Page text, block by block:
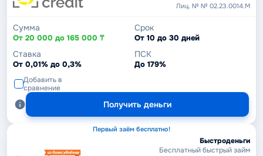
Лиц. № № 02.23.0014.М
Сумма
От 20 000 до 165 000 ₸
Срок
От 10 до 30 дней
Ставка
От 0,01% до 0,3%
ПСК
До 179%
Добавить в
сравнение
Получить деньги
Первый заём бесплатно!
Быстроденьги
Бесплатный быстрый займ